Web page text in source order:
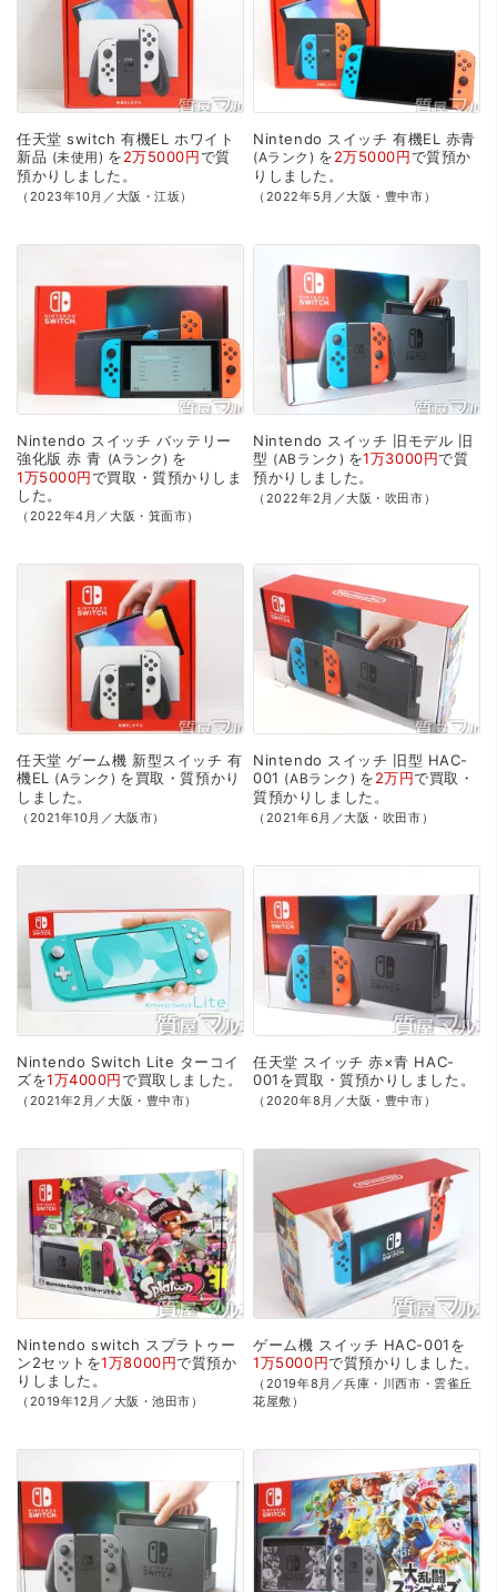
任天堂 switch 有機EL
ホワイト
新品
未使用 を2万5000円で質
預かり しました。
（2023年10月／大阪・江坂）
Nintendo スイッチ 有機EL 赤青
Aランク を2万5000円で質預か
り しました。
（2022年5月／大阪・豊中市）
Nintendo スイッチ バッテリー
強化版 赤 青 Aランク を
1万5000円で買取・質預かり しま
した。
（2022年4月／大阪・箕面市）
Nintendo スイッチ 旧モデル 旧
型
ABランク を1万3000円で質
預かり しました。
（2022年2月／大阪・吹田市）
任天堂 ゲーム機 新型スイッチ 有
機EL
Aランク を買取・質預かり
しました。
（2021年10月／大阪市）
Nintendo スイッチ 旧型 HAC-
001
ABランク を2万円で買取・
質預かり しました。
（2021年6月／大阪・吹田市）
Nintendo Switch Lite ターコイ
ズを1万4000円で買取 しました。
（2021年2月／大阪・豊中市）
任天堂 スイッチ 赤×青 HAC-
001を買取・質預かり しました。
（2020年8月／大阪・豊中市）
Nintendo switch スプラトゥー
ン2セットを1万8000円で質預か
り しました。
（2019年12月／大阪・池田市）
ゲーム機 スイッチ HAC-001を
1万5000円で質預かり しました。
（2019年8月／兵庫・川西市・雲雀丘
花屋敷）